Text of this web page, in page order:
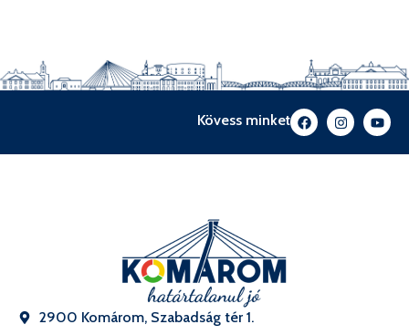
Kövess minket
2900 Komárom, Szabadság tér 1.